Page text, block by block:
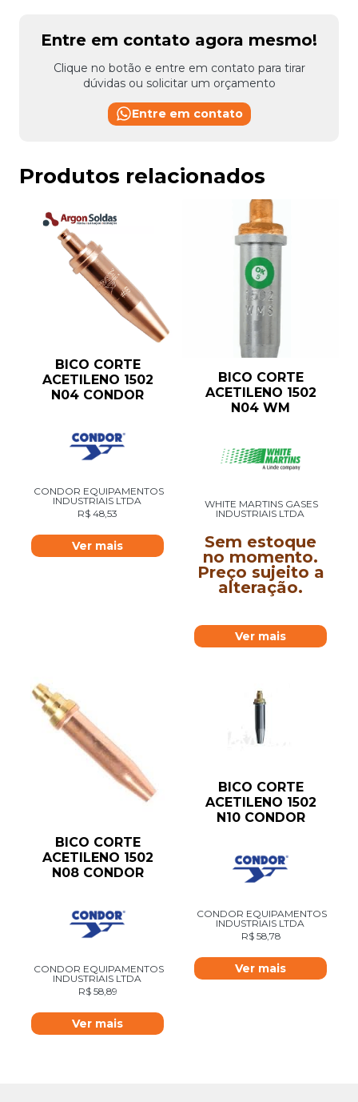
Entre em contato agora mesmo!
Clique no botão e entre em contato para tirar
dúvidas ou solicitar um orçamento
Entre em contato
Produtos relacionados
BICO CORTE
ACETILENO 1502
N04 CONDOR
CONDOR EQUIPAMENTOS
INDUSTRIAIS LTDA
R$ 48,53
Ver mais
BICO CORTE
ACETILENO 1502
N04 WM
WHITE MARTINS GASES
INDUSTRIAIS LTDA
Sem estoque
no momento.
Preço sujeito a
alteração.
Ver mais
BICO CORTE
ACETILENO 1502
N08 CONDOR
CONDOR EQUIPAMENTOS
INDUSTRIAIS LTDA
R$58,89
Ver mais
BICO CORTE
ACETILENO 1502
N10 CONDOR
CONDOR EQUIPAMENTOS
INDUSTRIAIS LTDA
R$58,78
Ver mais